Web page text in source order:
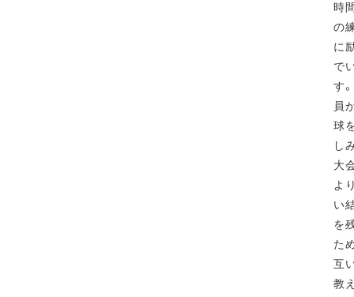
時
の
に
で
す
員
球
し
大
よ
い
を
た
互
教